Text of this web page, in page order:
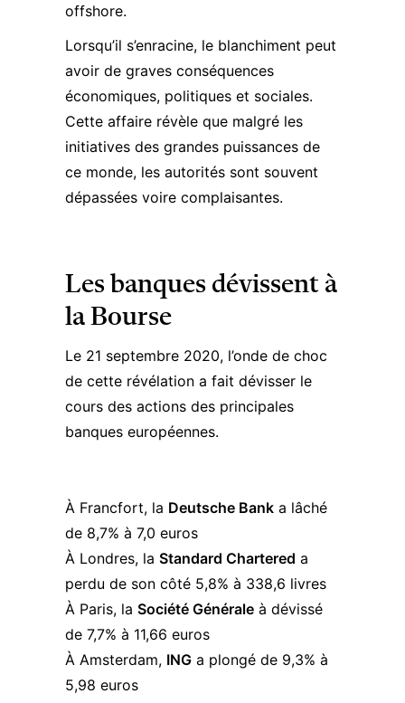
offshore.
Lorsqu’il s’enracine, le blanchiment peut
avoir de graves conséquences
économiques, politiques et sociales.
Cette affaire révèle que malgré les
initiatives des grandes puissances de
ce monde, les autorités sont souvent
dépassées voire complaisantes.
Les banques dévissent à
la Bourse
Le 21 septembre 2020, l’onde de choc
de cette révélation a fait dévisser le
cours des actions des principales
banques européennes.
À Francfort, la Deutsche Bank a lâché
de 8,7% à 7,0 euros
À Londres, la Standard Chartered a
perdu de son côté 5,8% à 338,6 livres
À Paris, la Société Générale à dévissé
de 7,7% à 11,66 euros
À Amsterdam, ING a plongé de 9,3% à
5,98 euros